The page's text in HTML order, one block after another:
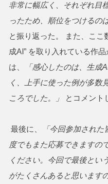
非常に幅広く、それぞれ目
ったため、順位をつけるの
と振り返った。 また、ここ
成AI” を取り入れている作
は、
「感心したのは、生成
く、上手に使った例が多数
ころでした。」
とコメント
最後に、
「今回参加され
度でもまた応募できますの
ください。今回で最後とい
がたくさんあると思います